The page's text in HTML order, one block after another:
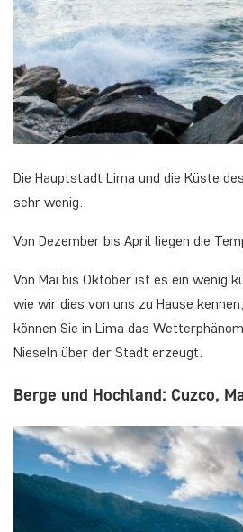
Die Hauptstadt Lima und die Küste
sehr wenig.
Von Dezember bis April liegen die
Von Mai bis Oktober ist es ein wenig
wie wir dies von uns zu Hause
können Sie in Lima das
Nieseln über der Stadt erzeugt.
Berge und Hochland: Cuzco,